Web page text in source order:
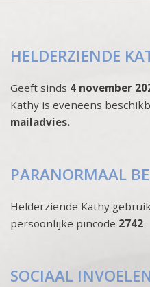
HELDERZIENDE
Geeft sinds 4 november
Kathy is eveneens
mailadvies.
PARANORMAAL
Helderziende Kathy
persoonlijke pincode 2742
SOCIAAL